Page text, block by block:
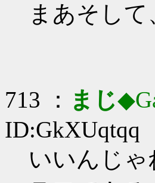
まあそし
713 ： まじ
ID:GkXUqtqq
いいんじ